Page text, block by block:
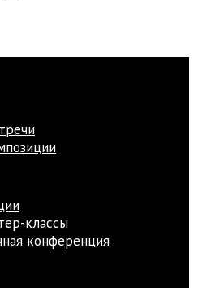
классы
конференция